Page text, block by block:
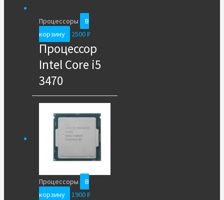
Процессоры
В
корзину
2500₽
Процессор
Intel Core i5
3470
Процессоры
В
корзину
1900₽